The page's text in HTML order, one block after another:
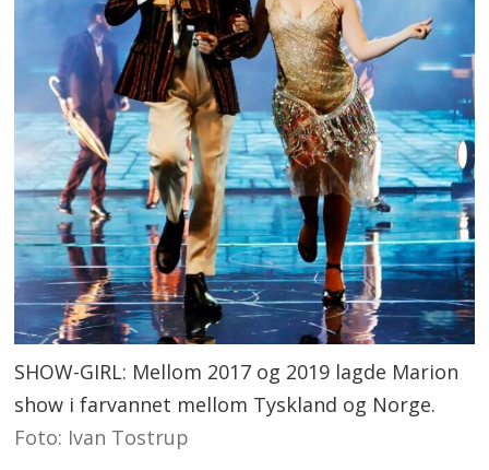
SHOW-GIRL: Mellom 2017 og 2019 lagde Marion
show i farvannet mellom Tyskland og Norge.
Foto: Ivan Tostrup